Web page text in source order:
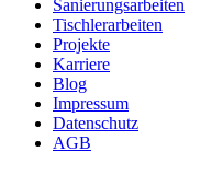
Sanierungsarbeiten
Tischlerarbeiten
Projekte
Karriere
Blog
Impressum
Datenschutz
AGB